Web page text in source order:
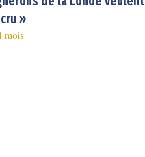
»
mois